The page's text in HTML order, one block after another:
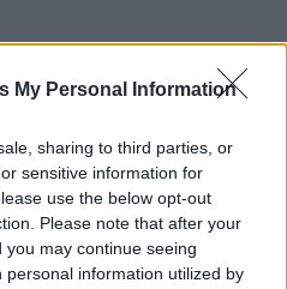
My Personal Information
sharing to third parties, or
sensitive information for
use the below opt-out
Please note that after your
may continue seeing
information utilized by
νέα.
και στοInstagram